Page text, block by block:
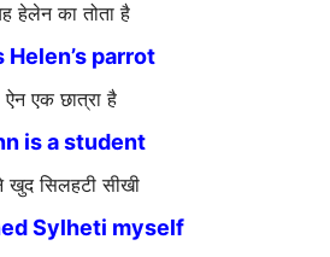
हेलेन का तोता है
Helen’s parrot
ऐन एक छात्रा है
is a student
खुद सिलहटी सीखी
Sylheti myself